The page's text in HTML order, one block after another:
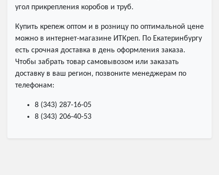
угол прикрепления коробов и труб.
Купить крепеж оптом и в розницу по оптимальной цене
можно в интернет-магазине ИТКреп. По Екатеринбургу
есть срочная доставка в день оформления заказа.
Чтобы забрать товар самовывозом или заказать
доставку в ваш регион, позвоните менеджерам по
телефонам:
8 (343) 287-16-05
8 (343) 206-40-53